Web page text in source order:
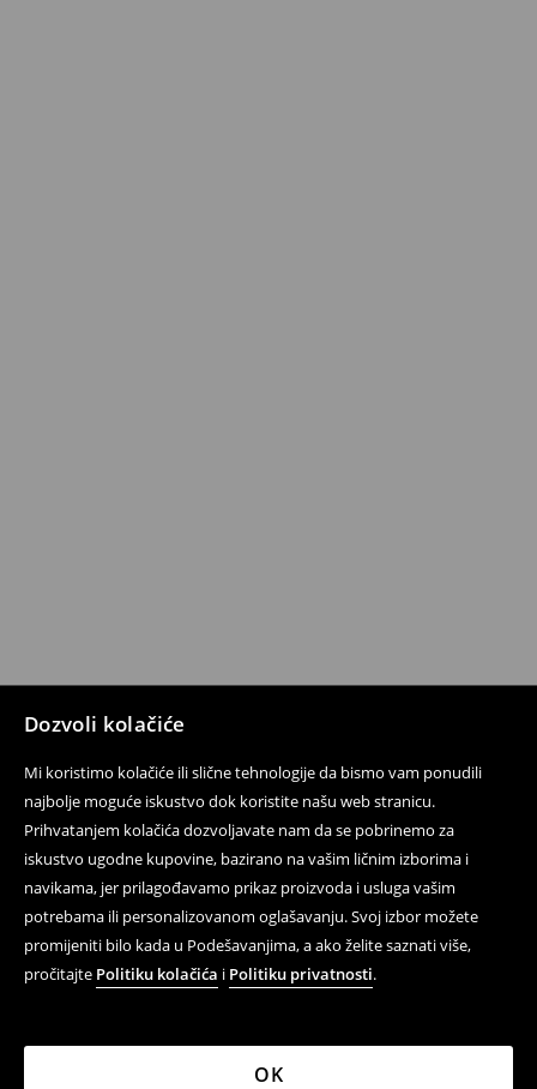
Dozvoli kolačiće
Mi koristimo kolačiće ili slične tehnologije da bismo vam ponudili
najbolje moguće iskustvo dok koristite našu web stranicu.
Prihvatanjem kolačića dozvoljavate nam da se pobrinemo za
iskustvo ugodne kupovine, bazirano na vašim ličnim izborima i
navikama, jer prilagođavamo prikaz proizvoda i usluga vašim
potrebama ili personalizovanom oglašavanju. Svoj izbor možete
promijeniti bilo kada u Podešavanjima, a ako želite saznati više,
pročitajte Politiku kolačića i Politiku privatnosti.
OK